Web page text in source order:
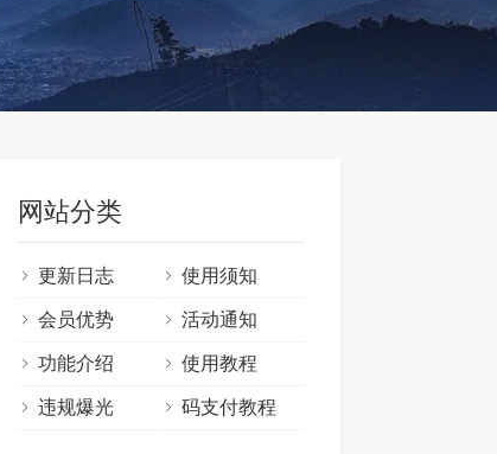
网站分类
更新日志 使用须知
会员优势 活动通知
功能介绍 使用教程
违规爆光 码支付教程